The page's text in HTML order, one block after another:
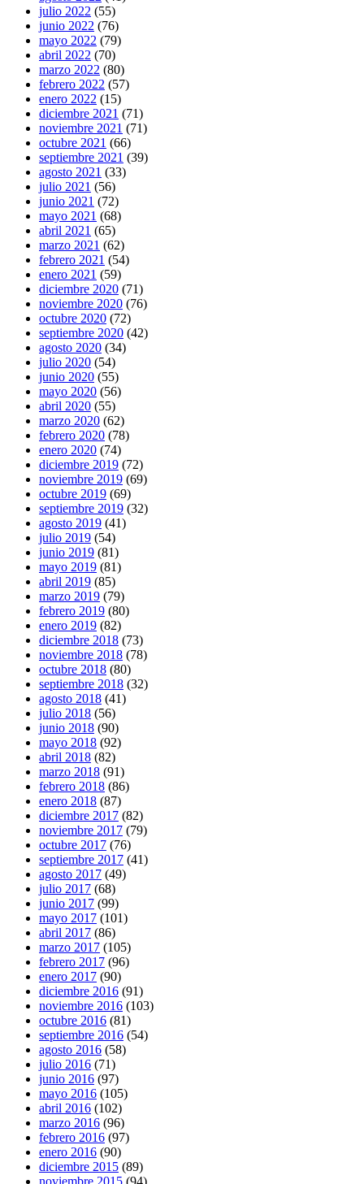
julio 2022 (55)
junio 2022 (76)
mayo 2022 (79)
abril 2022 (70)
marzo 2022 (80)
febrero 2022 (57)
enero 2022 (15)
diciembre 2021 (71)
noviembre 2021 (71)
octubre 2021 (66)
septiembre 2021 (39)
agosto 2021 (33)
julio 2021 (56)
junio 2021 (72)
mayo 2021 (68)
abril 2021 (65)
marzo 2021 (62)
febrero 2021 (54)
enero 2021 (59)
diciembre 2020 (71)
noviembre 2020 (76)
octubre 2020 (72)
septiembre 2020 (42)
agosto 2020 (34)
julio 2020 (54)
junio 2020 (55)
mayo 2020 (56)
abril 2020 (55)
marzo 2020 (62)
febrero 2020 (78)
enero 2020 (74)
diciembre 2019 (72)
noviembre 2019 (69)
octubre 2019 (69)
septiembre 2019 (32)
agosto 2019 (41)
julio 2019 (54)
junio 2019 (81)
mayo 2019 (81)
abril 2019 (85)
marzo 2019 (79)
febrero 2019 (80)
enero 2019 (82)
diciembre 2018 (73)
noviembre 2018 (78)
octubre 2018 (80)
septiembre 2018 (32)
agosto 2018 (41)
julio 2018 (56)
junio 2018 (90)
mayo 2018 (92)
abril 2018 (82)
marzo 2018 (91)
febrero 2018 (86)
enero 2018 (87)
diciembre 2017 (82)
noviembre 2017 (79)
octubre 2017 (76)
septiembre 2017 (41)
agosto 2017 (49)
julio 2017 (68)
junio 2017 (99)
mayo 2017 (101)
abril 2017 (86)
marzo 2017 (105)
febrero 2017 (96)
enero 2017 (90)
diciembre 2016 (91)
noviembre 2016 (103)
octubre 2016 (81)
septiembre 2016 (54)
agosto 2016 (58)
julio 2016 (71)
junio 2016 (97)
mayo 2016 (105)
abril 2016 (102)
marzo 2016 (96)
febrero 2016 (97)
enero 2016 (90)
diciembre 2015 (89)
noviembre 2015 (94)